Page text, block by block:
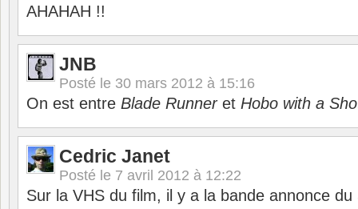
AHAHAH !!
JNB
Posté le 30 mars 2012 à 15:16
On est entre Blade Runneret Hobo with a
Cedric Janet
Posté le 7 avril 2012 à 12:22
Sur la VHS du film, il y a la bande annonce